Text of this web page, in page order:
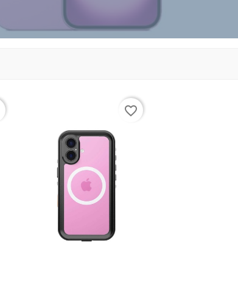
favorite_border